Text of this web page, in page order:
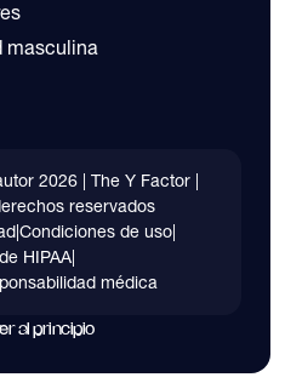
masculina
2026 | The Y Factor |
reservados
Condiciones de uso
HIPAA|
médica
al principio